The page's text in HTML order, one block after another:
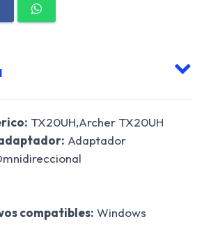
TX20UH,Archer TX20UH
Adaptador
compatibles: Windows